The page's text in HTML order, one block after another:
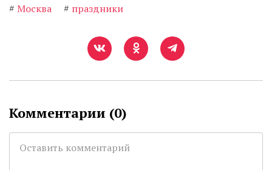
# Москва # праздники
Комментарии (0)